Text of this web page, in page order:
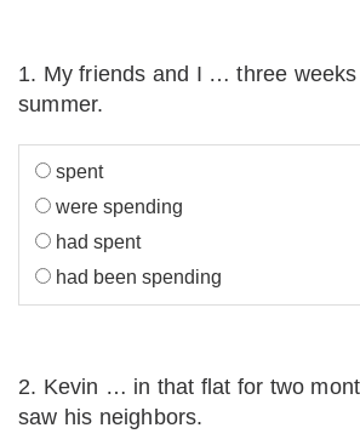
1. My friends and I … three
summer.
spent
were spending
had spent
had been spending
2. Kevin … in that flat for two
saw his neighbors.